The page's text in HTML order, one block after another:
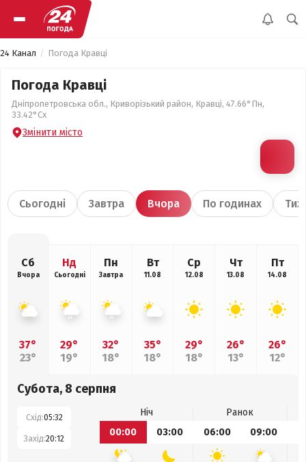
24 Канал Погода Кравці
Погода Кравці
Дніпропетровська обл., Криворізький район, Кравці, 47.66°Пн,
33.42°Сх
Змінити місто
Сьогодні Завтра Вчора По годинах
Сб
Вчора
37°
23°
Нд
Сьогодні
29°
19°
Пн
Завтра
32°
18°
Вт
11.08
35°
18°
Ср
12.08
29°
18°
Чт
13.08
26°
13°
Пт
14.08
26°
12°
Субота, 8 серпня
Схід:05:32
Захід:20:12
Ніч
Ранок
00:00
03:00 06:00 09:00